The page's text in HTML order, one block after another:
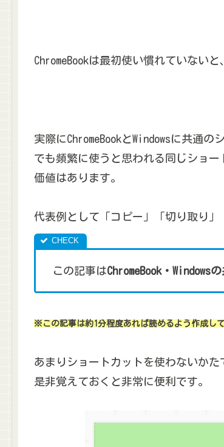
ChromeBookは最初使い慣れていない
実際にChromeBookとWindowsに共通
でも頻繁に使うと思われる同じショ
価値はあります。
代表例として「コピー」「切り取り」
この記事はChromeBook・Windows
※この記事は約1分程度あれば読めるよう作成して
あまりショートカットを使わないか
是非覚えておくと非常に便利です。